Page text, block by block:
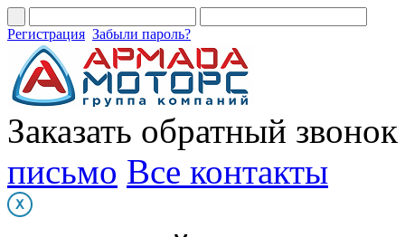
Регистрация Забыли пароль?
Заказать обратный звонок
письмо Все контакты